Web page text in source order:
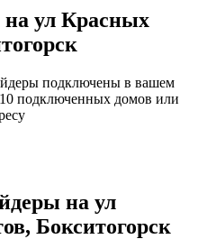
ул Красных
подключены в вашем
подключенных домов или
на ул
Бокситогорск